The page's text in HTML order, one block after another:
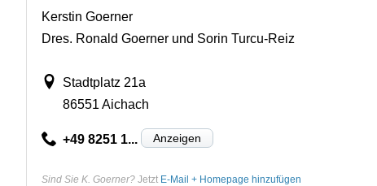
Kerstin Goerner
Dres. Ronald Goerner und Sorin Turcu-Reiz
Stadtplatz 21a
86551 Aichach
+49 8251 1... Anzeigen
Sind Sie K. Goerner? Jetzt E-Mail + Homepage hinzufügen